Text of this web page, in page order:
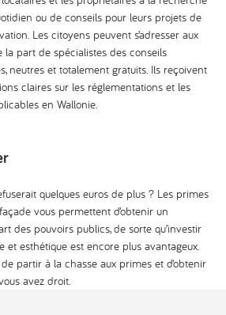
ou de conseils pour leurs projets de
Les citoyens peuvent s’adresser aux
part de spécialistes des conseils
neutres et totalement gratuits. Ils reçoivent
claires sur les réglementations et les
en Wallonie.
quelques euros de plus ? Les primes
vous permettent d’obtenir un
des pouvoirs publics, de sorte qu’investir
et esthétique est encore plus avantageux.
partir à la chasse aux primes et d’obtenir
avez droit.